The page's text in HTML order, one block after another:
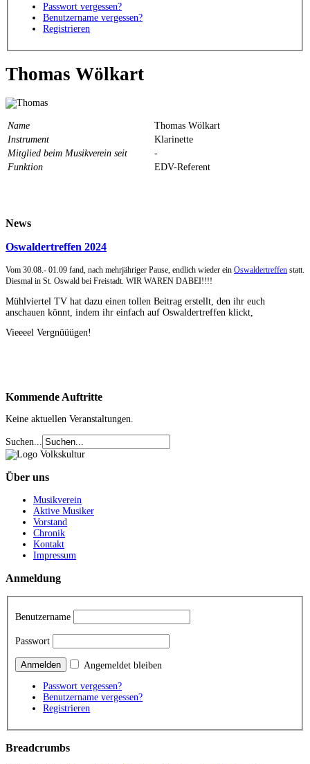
Passwort vergessen?
Benutzername vergessen?
Registrieren
Thomas Wölkart
Name
Thomas Wölkart
Instrument
Klarinette
Mitglied beim Musikverein seit
-
Funktion
EDV-Referent
News
Oswaldertreffen 2024
Vom 30.08.- 01.09 fand, nach mehrjähriger Pause, endlich wieder ein Oswaldertreffen statt.
Diesmal in St. Oswald bei Freistadt. WIR WAREN DABEI!!!!
Mühlviertel TV hat dazu einen tollen Beitrag erstellt, den ihr euch
anschauen könnt, indem ihr einfach auf Oswaldertreffen klickt,
Vieeeel Vergnüüügen!
Kommende Auftritte
Keine aktuellen Veranstaltungen.
Suchen...
Über uns
Musikverein
Aktive Musiker
Vorstand
Chronik
Kontakt
Impressum
Anmeldung
Benutzername
Passwort
Angemeldet bleiben
Passwort vergessen?
Benutzername vergessen?
Registrieren
Breadcrumbs